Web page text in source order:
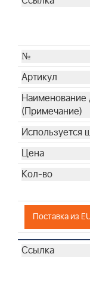
Поставка из